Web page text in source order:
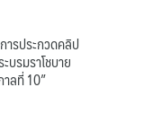
รประกวดคลิป
บรมราโชบาย
ลที่ 10”